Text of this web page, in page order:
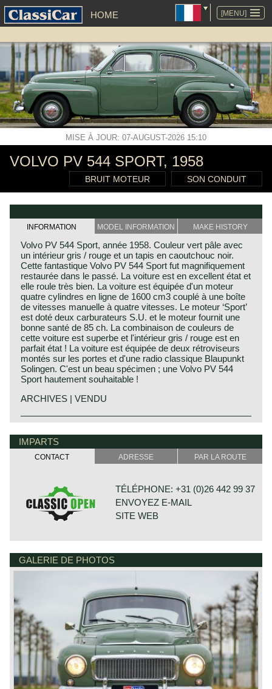
[MENU]
HOME
ALLER
AU
CONTENU
MISE À JOUR: 07-AUGUST-2026 15:10
VOLVO PV 544 SPORT, 1958
BRUIT MOTEUR SON CONDUIT
INFORMATION MODEL INFORMATION MAKE HISTORY
Volvo PV 544 Sport, année 1958. Couleur vert pâle avec
un intérieur gris / rouge et un tapis en caoutchouc noir.
Cette fantastique Volvo PV 544 Sport fut magnifiquement
restaurée dans le passé. La voiture est en excellent état et
elle roule très bien. La voiture est équipée d'un moteur
quatre cylindres en ligne de 1600 cm3 couplé à une boîte
de vitesses manuelle à quatre vitesses. Le moteur ‘Sport’
est doté deux carburateurs S.U. et le moteur fournit une
bonne santé de 85 ch. La combinaison de couleurs de
cette voiture est superbe et l'intérieur gris / rouge est en
parfait état ! La voiture est équipée de deux rétroviseurs
montés sur les portes et d'une radio classique Blaupunkt
Solingen. C'est un beau spécimen ; une Volvo PV 544
Sport hautement souhaitable !
ARCHIVES | VENDU
IMPARTS
CONTACT ADRESSE PAR LA ROUTE
TÉLÉPHONE: +31 (0)26 442 99 37
ENVOYEZ E-MAIL
SITE WEB
BONNETSTRAAT 33
6718 XN EDE
GALERIE DE PHOTOS